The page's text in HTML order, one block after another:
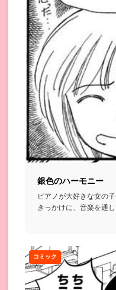
銀色のハーモニー
ピアノが大好きな女の
きっかけに、音楽を通
コミック